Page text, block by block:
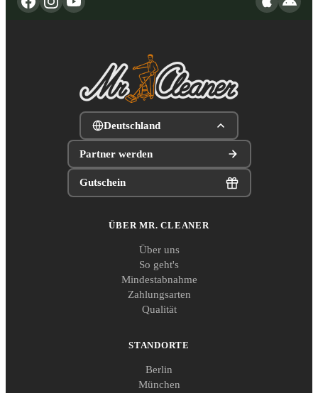
Deutschland
Partner werden
Gutschein
ÜBER MR. CLEANER
Über uns
So geht's
Mindestabnahme
Zahlungsarten
Qualität
STANDORTE
Berlin
München